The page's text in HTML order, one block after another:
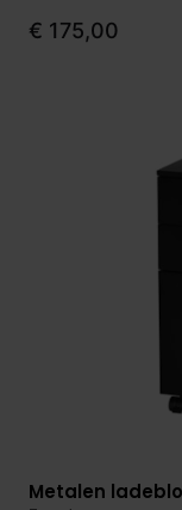
€ 175,00
Bekijk product
Metalen